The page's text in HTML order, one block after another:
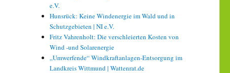
e.V.
Hunsrück: Keine Windenergie im Wald und in
Schutzgebieten | NI e.V.
Fritz Vahrenholt: Die verschleierten Kosten von
Wind -und Solarenergie
„Umwerfende“ Windkraftanlagen-Entsorgung im
Landkreis Wittmund | Wattenrat.de